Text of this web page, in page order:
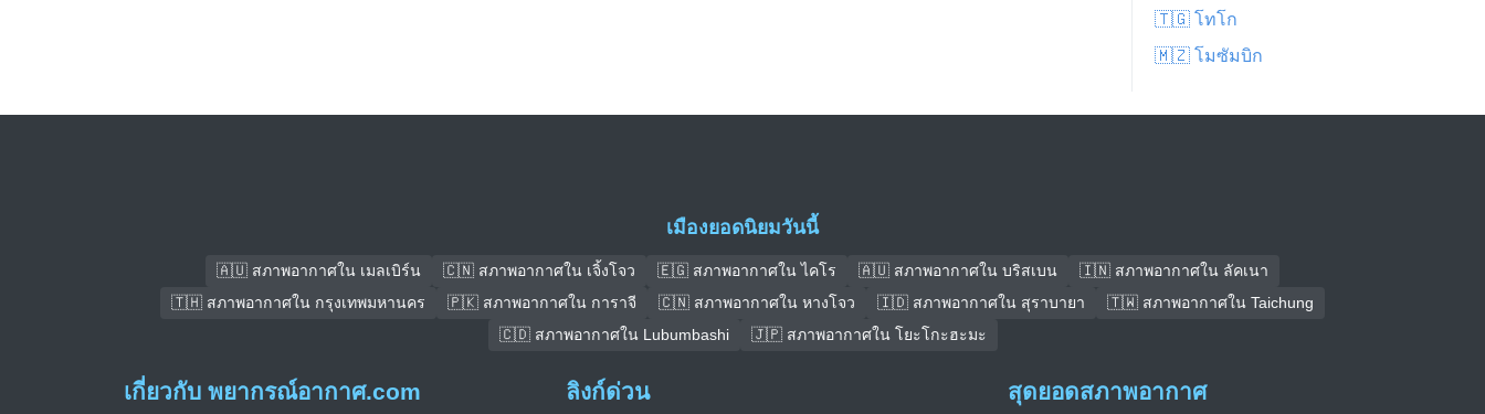
🇹🇬 โทโก
🇲🇿 โมซัมบิก
เมืองยอดนิยมวันนี้
🇦🇺 สภาพอากาศใน เมลเบิร์น 🇨🇳 สภาพอากาศใน เจิ้งโจว 🇪🇬 สภาพอากาศใน ไคโร 🇦🇺 สภาพอากาศใน บริสเบน
🇮🇳 สภาพอากาศใน ลัคเนา
🇹🇭 สภาพอากาศใน กรุงเทพมหานคร
🇵🇰 สภาพอากาศใน การาจี 🇨🇳 สภาพอากาศใน หางโจว 🇮🇩 สภาพอากาศใน สุราบายา
🇹🇼 สภาพอากาศใน Taichung
🇨🇩 สภาพอากาศใน Lubumbashi
🇯🇵 สภาพอากาศใน โยะโกะฮะมะ
เกี่ยวกับ พยากรณ์อากาศ.com ลิงก์ด่วน สุดยอดสภาพอากาศ